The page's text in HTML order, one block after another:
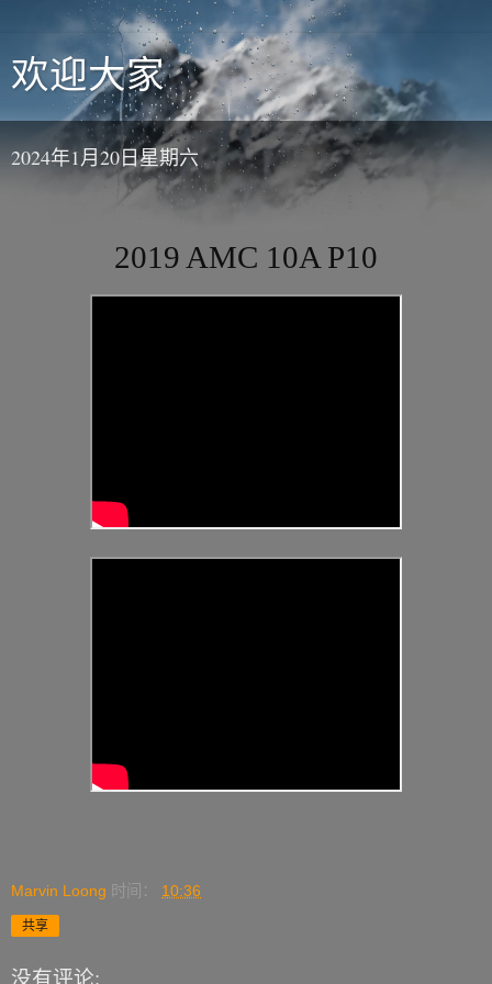
欢迎大家
2024年1月20日星期六
2019 AMC 10A P10
Marvin Loong 时间： 10:36
共享
没有评论: